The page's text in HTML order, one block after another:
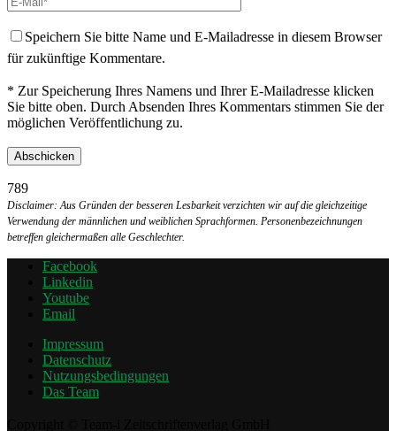
Speichern Sie bitte Name und E-Mailadresse in diesem Browser
für zukünftige Kommentare.
* Zur Speicherung Ihres Namens und Ihrer E-Mailadresse klicken
Sie bitte oben. Durch Absenden Ihres Kommentars stimmen Sie der
möglichen Veröffentlichung zu.
789
Disclaimer: Aus Gründen der besseren Lesbarkeit verzichten wir auf die gleichzeitige
Verwendung der männlichen und weiblichen Sprachformen. Personenbezeichnungen
betreffen gleichermaßen alle Geschlechter.
Facebook
Linkedin
Youtube
Email
Impressum
Datenschutz
Nutzungsbedingungen
Das Team